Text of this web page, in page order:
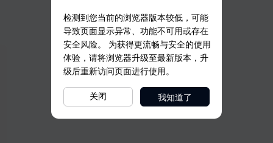
检测到您当前的浏览器版本较低，可能
导致页面显示异常、功能不可用或存在
安全风险。 为获得更流畅与安全的使用
体验，请将浏览器升级至最新版本，升
级后重新访问页面进行使用。
关闭 我知道了